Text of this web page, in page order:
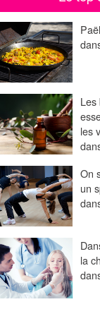
Les
les
On
un
la